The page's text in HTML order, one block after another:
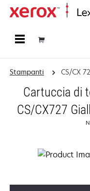
Stampanti CS/CX
Cartuccia di
CS/CX727